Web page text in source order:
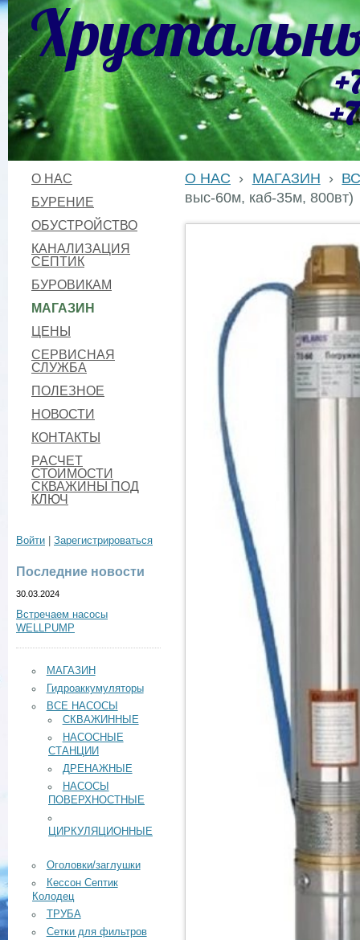
О НАС
БУРЕНИЕ
ОБУСТРОЙСТВО
КАНАЛИЗАЦИЯ
СЕПТИК
БУРОВИКАМ
МАГАЗИН
ЦЕНЫ
СЕРВИСНАЯ
СЛУЖБА
ПОЛЕЗНОЕ
НОВОСТИ
КОНТАКТЫ
РАСЧЕТ
СТОИМОСТИ
СКВАЖИНЫ ПОД
КЛЮЧ
Войти Зарегистрироваться
Последние новости
30.03.2024
Встречаем насосы
WELLPUMP
МАГАЗИН
Гидроаккумуляторы
ВСЕ НАСОСЫ
СКВАЖИННЫЕ
НАСОСНЫЕ
СТАНЦИИ
ДРЕНАЖНЫЕ
НАСОСЫ
ПОВЕРХНОСТНЫЕ
ЦИРКУЛЯЦИОННЫЕ
Оголовки/заглушки
Кессон Септик
Колодец
ТРУБА
Сетки для фильтров
О НАС › МАГАЗИН ›
выс-60м, каб-35м, 800вт)